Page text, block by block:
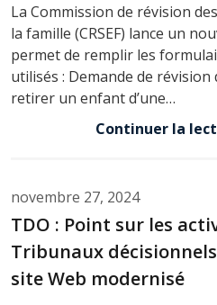
La Commission de révision
la famille (CRSEF) lance un
permet de remplir les
utilisés : Demande de
retirer un enfant d’une…
Continuer la
novembre 27, 2024
TDO : Point sur les
Tribunaux
site Web modernisé